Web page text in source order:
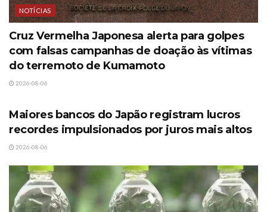
NOTÍCIAS
Cruz Vermelha Japonesa alerta para golpes
com falsas campanhas de doação às vítimas
do terremoto de Kumamoto
2026-08-06
Maiores bancos do Japão registram lucros
recordes impulsionados por juros mais altos
2026-08-06